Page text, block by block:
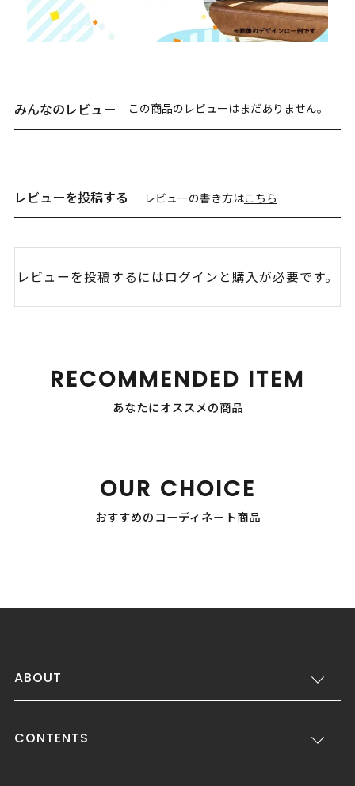
みんなのレビュー この商品のレビューはまだありません。
レビューを投稿する レビューの書き方はこちら
レビューを投稿するにはログイン と購入が必要です。
RECOMMENDED ITEM
あなたにオススメの商品
OUR CHOICE
おすすめのコーディネート商品
ABOUT
CONTENTS